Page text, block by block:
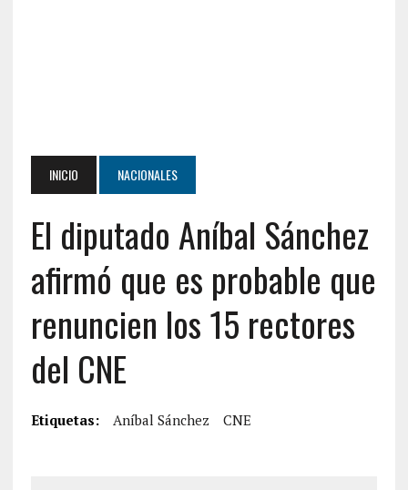
INICIO NACIONALES
El diputado Aníbal Sánchez
afirmó que es probable que
renuncien los 15 rectores
del CNE
Etiquetas: Aníbal Sánchez CNE